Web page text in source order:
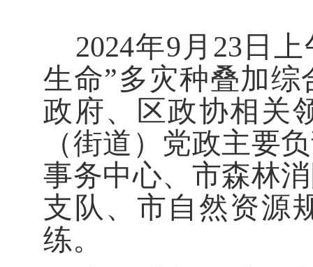
2024年9 月 23 日
生命”多灾种叠加综
政府、区政协相关
（街道） 党政主要
事务中心、市森林
支队、市自然资源
练。